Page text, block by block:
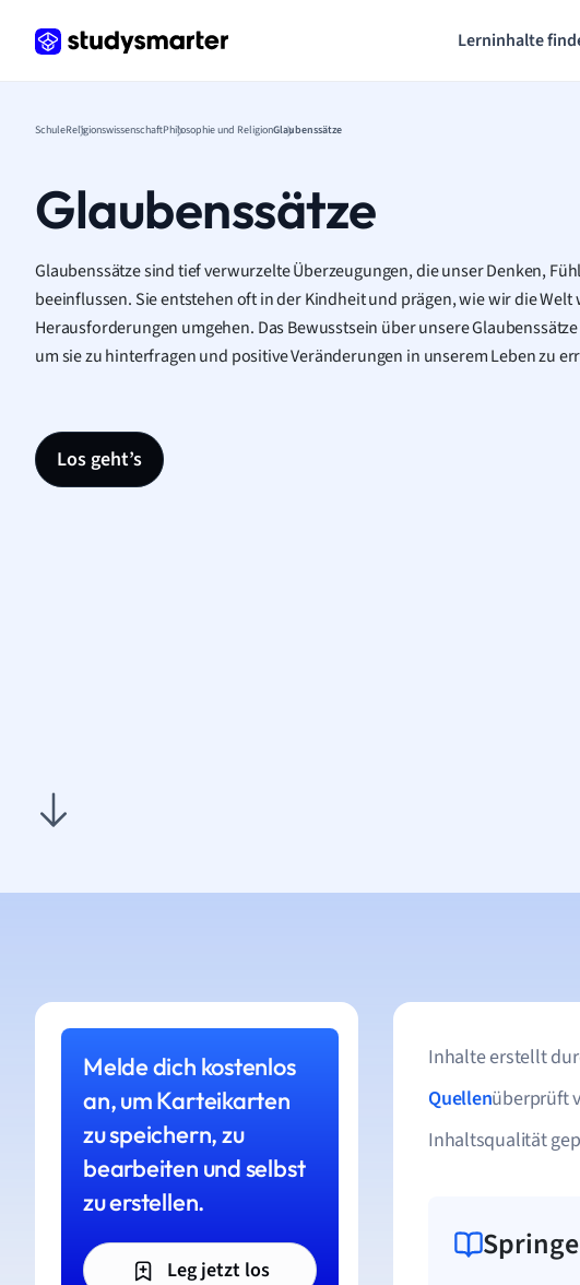
Lerninhalte
SchuleReligionswissenschaftPhilosophie und ReligionGlaubenssätze
Glaubenssätze
Glaubenssätze sind tief verwurzelte Überzeugungen, die unser Denken,
beeinflussen. Sie entstehen oft in der Kindheit und prägen, wie wir die
Herausforderungen umgehen. Das Bewusstsein über unsere
um sie zu hinterfragen und positive Veränderungen in unserem Leben zu
Los geht’s
Melde dich kostenlos
an, um Karteikarten
zu speichern, zu
bearbeiten und selbst
zu erstellen.
Leg jetzt los
Inhalte erstellt
Quellenüberprüft
Inhaltsqualität